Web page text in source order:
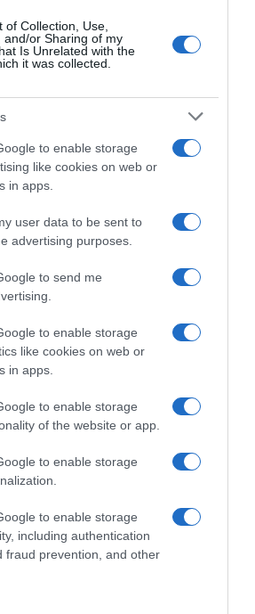
of Collection, Use,
and/or Sharing of my
Is Unrelated with the
it was collected.
to enable storage
like cookies on web or
in apps.
user data to be sent to
advertising purposes.
to send me
to enable storage
like cookies on web or
in apps.
to enable storage
of the website or app.
to enable storage
to enable storage
including authentication
fraud prevention, and other
Redazione Collabora LinkedIn
2026 Lavoro e Diritti
al Tribunale di Larino al n° 511 del 4
Responsabile Antonio Maroscia
P. IVA 01669200709